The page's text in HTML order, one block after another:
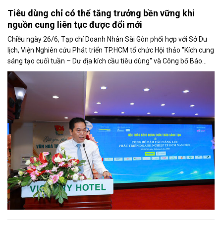
Tiêu dùng chỉ có thể tăng trưởng bền vững khi
nguồn cung liên tục được đổi mới
Chiều ngày 26/6, Tạp chí Doanh Nhân Sài Gòn phối hợp với Sở Du
lịch, Viện Nghiên cứu Phát triển TP.HCM tổ chức Hội thảo "Kích cung
sáng tạo cuối tuần – Dư địa kích cầu tiêu dùng" và Công bố Báo
cáo năng lực phát triển doanh nghiệp TP.HCM năm 2025. Trân
trọng giới thiệu phát biểu của ông Võ Hồng Sơn - Trưởng đại diện
Văn phòng Bộ Công Thương khu vực phía Nam tại Hội thảo.